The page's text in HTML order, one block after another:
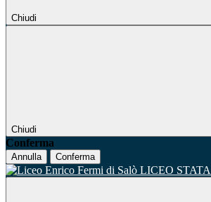
Chiudi
Chiudi
Conferma
Annulla Conferma
LICEO